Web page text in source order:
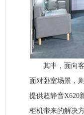
其中，面向客
面对卧室场景，
提供超静音X620
柜机带来的解决